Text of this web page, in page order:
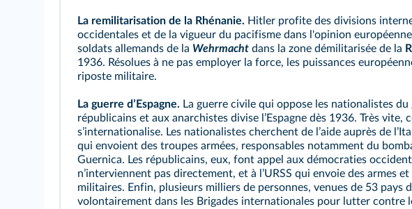
La remilitarisation de la Rhénanie. Hitler profite des divisions
occidentales et de la vigueur du pacifisme dans l'opinion
soldats allemands de la Wehrmacht dans la zone démilitarisée de la
1936. Résolues à ne pas employer la force, les puissances
riposte militaire.
La guerre dʼEspagne. La guerre civile qui oppose les nationalistes du
républicains et aux anarchistes divise lʼEspagne dès 1936. Très vite,
sʼinternationalise. Les nationalistes cherchent de lʼaide auprès de
qui envoient des troupes armées, responsables notamment du
Guernica. Les républicains, eux, font appel aux démocraties
nʼinterviennent pas directement, et à lʼURSS qui envoie des armes
militaires. Enfin, plusieurs milliers de personnes, venues de 53 pays
volontairement dans les Brigades internationales pour lutter contre